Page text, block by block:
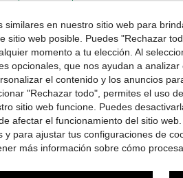
similares en nuestro sitio web para
sitio web posible. Puedes "Rechazar
momento a tu elección. Al
opcionales, que nos ayudan a
el contenido y los anuncios
"Rechazar todo", permites el uso
sitio web funcione. Puedes
afectar el funcionamiento del sitio
y para ajustar tus configuraciones de
más información sobre cómo